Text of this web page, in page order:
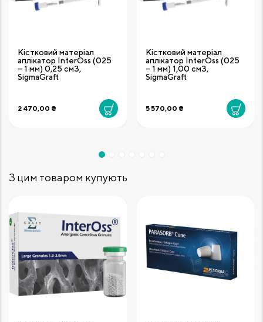
Кістковий матеріал
аплікатор InterOss (025
– 1 мм) 0,25 см3,
SigmaGraft
2 470,00 ₴
Кістковий матеріал
аплікатор InterOss (025
– 1 мм) 1,00 см3,
SigmaGraft
5 570,00 ₴
З цим товаром купують